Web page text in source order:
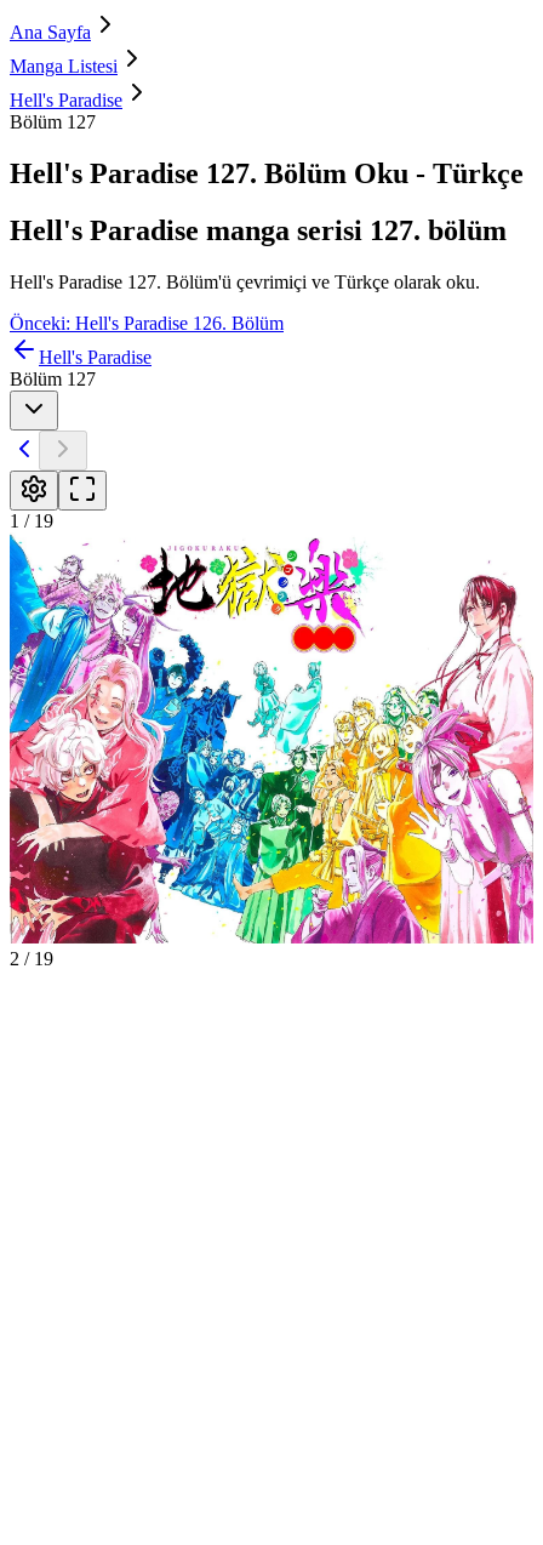
Ana Sayfa
Manga Listesi
Hell's Paradise
Bölüm 127
Hell's Paradise 127. Bölüm Oku - Türkçe
Hell's Paradise manga serisi 127. bölüm
Hell's Paradise 127. Bölüm'ü çevrimiçi ve Türkçe olarak oku.
Önceki: Hell's Paradise 126. Bölüm
Hell's Paradise
Bölüm 127
1 / 19
2 / 19